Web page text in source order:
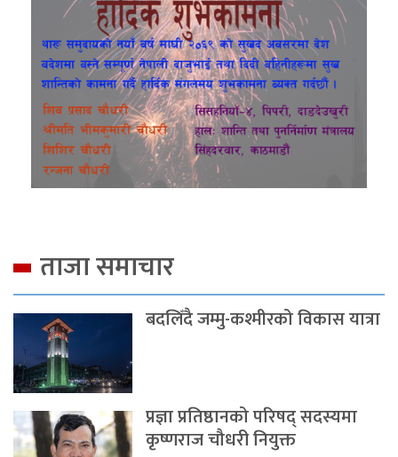
ताजा समाचार
बदलिँदै जम्मु-कश्मीरको विकास यात्रा
प्रज्ञा प्रतिष्ठानको परिषद् सदस्यमा
कृष्णराज चौधरी नियुक्त